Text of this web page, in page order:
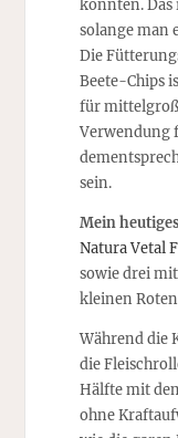
könnten. Das
solange man
Die
Beete-Chips
für
Verwendung
sein.
Mein
Natura Vetal
sowie drei
kleinen Roten
Während die
die
Hälfte mit
ohne